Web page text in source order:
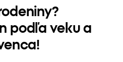
podľa veku a